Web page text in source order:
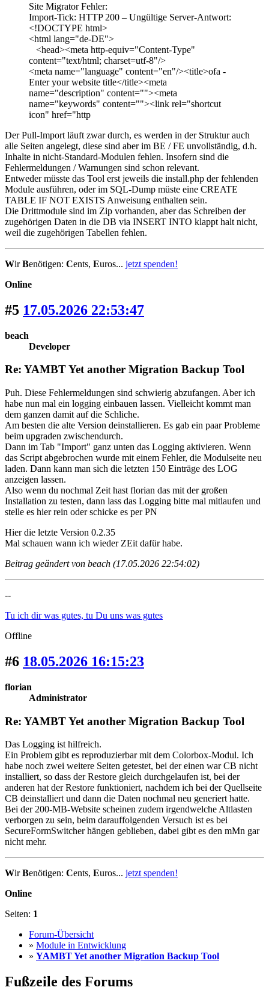
Site Migrator Fehler:
Import-Tick: HTTP 200 – Ungültige Server-Antwort:
<!DOCTYPE html>
<html lang="de-DE">
<head><meta http-equiv="Content-Type"
content="text/html; charset=utf-8"/>
<meta name="language" content="en"/><title>ofa -
Enter your website title</title><meta
name="description" content=""><meta
name="keywords" content=""><link rel="shortcut
icon" href="http
Der Pull-Import läuft zwar durch, es werden in der Struktur auch
alle Seiten angelegt, diese sind aber im BE / FE unvollständig, d.h.
Inhalte in nicht-Standard-Modulen fehlen. Insofern sind die
Fehlermeldungen / Warnungen sind schon relevant.
Entweder müsste das Tool erst jeweils die install.php der fehlenden
Module ausführen, oder im SQL-Dump müste eine CREATE
TABLE IF NOT EXISTS Anweisung enthalten sein.
Die Drittmodule sind im Zip vorhanden, aber das Schreiben der
zugehörigen Daten in die DB via INSERT INTO klappt halt nicht,
weil die zugehörigen Tabellen fehlen.
WirBenötigen: Cents, Euros... jetzt spenden!
Online
#5 17.05.2026 22:53:47
beach
Developer
Re: YAMBT Yet another Migration Backup Tool
Puh. Diese Fehlermeldungen sind schwierig abzufangen. Aber ich
habe nun mal ein logging einbauen lassen. Vielleicht kommt man
dem ganzen damit auf die Schliche.
Am besten die alte Version deinstallieren. Es gab ein paar Probleme
beim upgraden zwischendurch.
Dann im Tab "Import" ganz unten das Logging aktivieren. Wenn
das Script abgebrochen wurde mit einem Fehler, die Modulseite neu
laden. Dann kann man sich die letzten 150 Einträge des LOG
anzeigen lassen.
Also wenn du nochmal Zeit hast florian das mit der großen
Installation zu testen, dann lass das Logging bitte mal mitlaufen und
stelle es hier rein oder schicke es per PN
Hier die letzte Version 0.2.35
Mal schauen wann ich wieder ZEit dafür habe.
Beitrag geändert von beach (17.05.2026 22:54:02)
--
Tu ich dir was gutes, tu Du uns was gutes
Offline
#6 18.05.2026 16:15:23
florian
Administrator
Re: YAMBT Yet another Migration Backup Tool
Das Logging ist hilfreich.
Ein Problem gibt es reproduzierbar mit dem Colorbox-Modul. Ich
habe noch zwei weitere Seiten getestet, bei der einen war CB nicht
installiert, so dass der Restore gleich durchgelaufen ist, bei der
anderen hat der Restore funktioniert, nachdem ich bei der Quellseite
CB deinstalliert und dann die Daten nochmal neu generiert hatte.
Bei der 200-MB-Website scheinen zudem irgendwelche Altlasten
verborgen zu sein, beim darauffolgenden Versuch ist es bei
SecureFormSwitcher hängen geblieben, dabei gibt es den mMn gar
nicht mehr.
WirBenötigen: Cents, Euros... jetzt spenden!
Online
Seiten: 1
Forum-Übersicht
» Module in Entwicklung
» YAMBT Yet another Migration Backup Tool
Fußzeile des Forums